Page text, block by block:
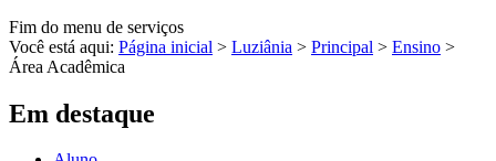
Fim do menu de serviços
Você está aqui: Página inicial > Luziânia > Principal > Ensino >
Área Acadêmica
Em destaque